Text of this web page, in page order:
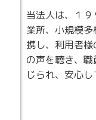
当法人は、１
業所、小規模
携し、利用者
の声を聴き、
じられ、安心